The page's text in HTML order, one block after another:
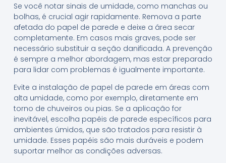
Se você notar sinais de umidade, como manchas ou
bolhas, é crucial agir rapidamente. Remova a parte
afetada do papel de parede e deixe a área secar
completamente. Em casos mais graves, pode ser
necessário substituir a seção danificada. A prevenção
é sempre a melhor abordagem, mas estar preparado
para lidar com problemas é igualmente importante.
Evite a instalação de papel de parede em áreas com
alta umidade, como por exemplo, diretamente em
torno de chuveiros ou pias. Se a aplicação for
inevitável, escolha papéis de parede específicos para
ambientes úmidos, que são tratados para resistir à
umidade. Esses papéis são mais duráveis e podem
suportar melhor as condições adversas.